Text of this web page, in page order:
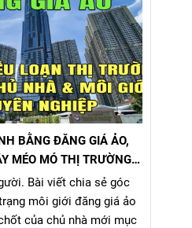
liệu về nhà ở và thị trường
bất động sản.
BẰNG ĐĂNG GIÁ ẢO,
MÉO MÓ THỊ TRƯỜNG,
NHÀ VÀ NHÀ MÔI GIỚI
CHÍNH
Bài viết chia sẻ góc
môi giới đăng giá ảo
của chủ nhà mới mục